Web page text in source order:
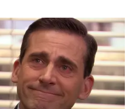
on Instagram
कितना खतरनाक है पाकिस्तान का
‘इस्लामिक NATO’ प्लान? भारत-
इज़राइल को लेकर ख्वाजा आसिफ
का बड़ा बयान
करोड़..अंग्रेजी में
ने दिया बहुत बड़ा